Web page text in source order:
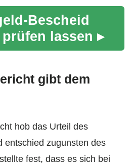
Bescheid
lassen ▸
gibt dem
hob das Urteil des
entschied zugunsten des
fest, dass es sich bei